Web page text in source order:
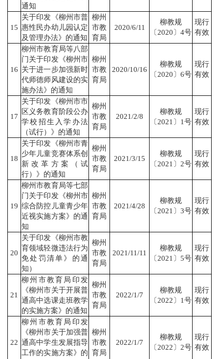
通知
15
关于印发《柳州市普
惠性民办幼儿园认定
及管理办法》的通知
柳州
市教
育局
2020/6/11
柳教规
〔2020〕4号
现行
有效
16
柳州市教育局等八部
门关于印发《柳州市
关于进一步加强新时
代师德师风建设的实
施办法》的通知
柳州
市教
育局
2020/10/16
柳教规
〔2020〕6号
现行
有效
17
关于印发《柳州市市
区义务教育阶段公办
学校招生入学办法
（试行）》的通知
柳州
市教
育局
2021/2/8
柳教规
〔2021〕1号
现行
有效
18
关于印发《柳州市青
少年儿童竞赛体系创
新改革方案（试
行）》的通知
柳州
市教
育局
2021/3/15
柳教规
〔2021〕2号
现行
有效
19
柳州市教育局等七部
门关于印发《柳州市
综合防控儿童青少年
近视实施方案》的通
知
柳州
市教
育局
2021/4/28
柳教规
〔2021〕3号
现行
有效
20
关于印发《柳州市教
育领域轻微违法行为
免处罚清单》的通
知）
柳州
市教
育局
2021/11/11
柳教规
〔2021〕5号
现行
有效
21
柳州市教育局印发
《柳州市关于开展普
通高中选课走班教学
的实施方案》的通知
柳州
市教
育局
2022/1/7
柳教规
〔2022〕1号
现行
有效
22
柳州市教育局印发
《柳州市关于加强普
通高中学生发展指导
工作的实施方案》的
柳州
市教
育局
2022/1/7
柳教规
〔2022〕2号
现行
有效